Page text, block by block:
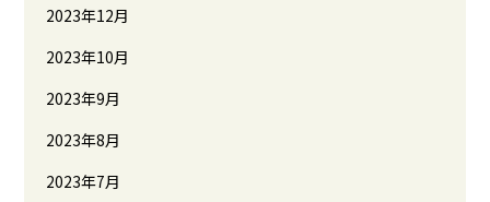
2023年12月
2023年10月
2023年9月
2023年8月
2023年7月